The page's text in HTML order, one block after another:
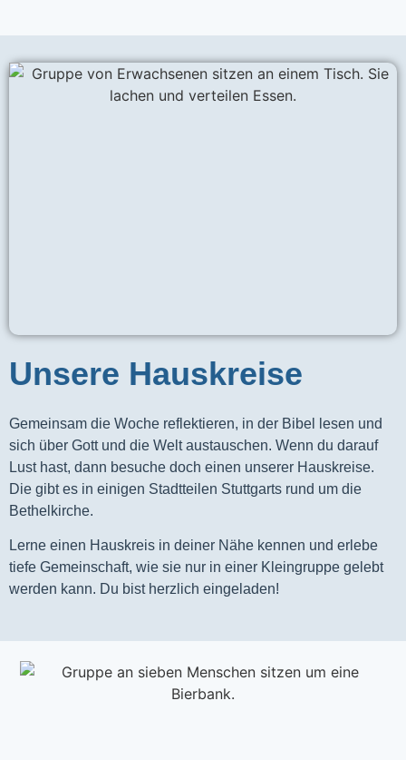
Unsere Hauskreise
Gemeinsam die Woche reflektieren, in der Bibel lesen und
sich über Gott und die Welt austauschen. Wenn du darauf
Lust hast, dann besuche doch einen unserer Hauskreise.
Die gibt es in einigen Stadtteilen Stuttgarts rund um die
Bethelkirche.
Lerne einen Hauskreis in deiner Nähe kennen und erlebe
tiefe Gemeinschaft, wie sie nur in einer Kleingruppe gelebt
werden kann. Du bist herzlich eingeladen!